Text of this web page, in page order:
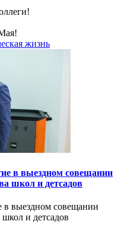
жизнь
в выездном совещании
школ и детсадов
в выездном совещании
и детсадов